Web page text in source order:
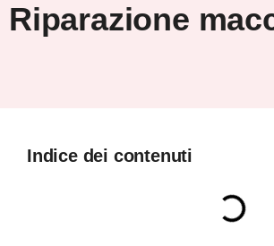
Riparazione
Indice dei contenuti